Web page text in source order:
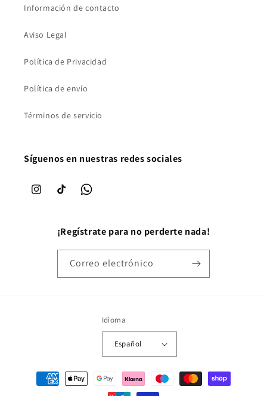
Información de contacto
Aviso Legal
Política de Privacidad
Política de envío
Términos de servicio
Síguenos en nuestras redes sociales
InstagramTikTok WhatsApp
¡Regístrate para no perderte nada!
Correo electrónico
Idioma
Español
Formas de pago